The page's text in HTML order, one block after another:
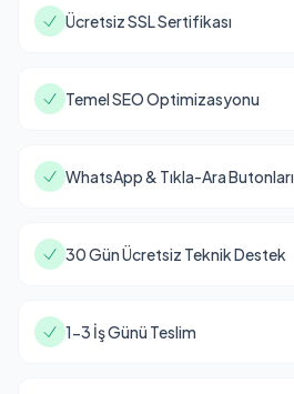
Ücretsiz SSL Sertifikası
Temel SEO Optimizasyonu
WhatsApp & Tıkla-Ara Butonları
30 Gün Ücretsiz Teknik Destek
1-3 İş Günü Teslim